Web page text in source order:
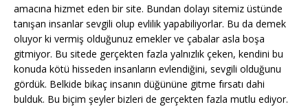
amacına hizmet eden bir site. Bundan dolayı sitemiz üstünde
tanışan insanlar sevgili olup evlilik yapabiliyorlar. Bu da demek
oluyor ki vermiş olduğunuz emekler ve çabalar asla boşa
gitmiyor. Bu sitede gerçekten fazla yalnızlık çeken, kendini bu
konuda kötü hisseden insanların evlendiğini, sevgili olduğunu
gördük. Belkide bikaç insanın düğününe gitme fırsatı dahi
bulduk. Bu biçim şeyler bizleri de gerçekten fazla mutlu ediyor.